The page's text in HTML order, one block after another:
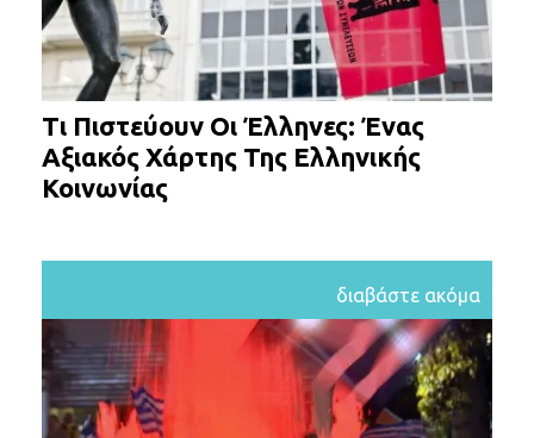
Τι Πιστεύουν Οι Έλληνες: Ένας
Αξιακός Χάρτης Της Ελληνικής
Κοινωνίας
διαβάστε ακόμα